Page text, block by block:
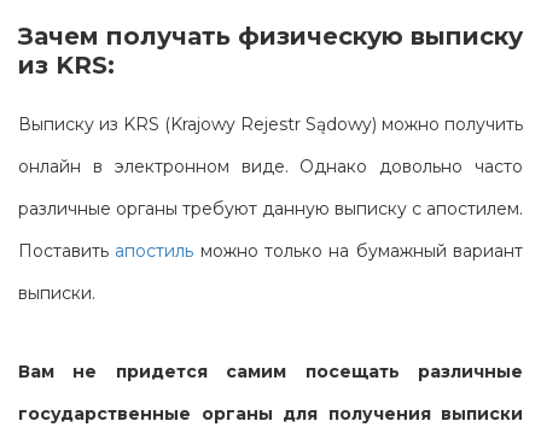
Зачем получать физическую выписку
из KRS:
Выписку из KRS (Krajowy Rejestr Sądowy) можно получить
онлайн в электронном виде. Однако довольно часто
различные органы требуют данную выписку с апостилем.
Поставить апостиль можно только на бумажный вариант
выписки.
Вам не придется самим посещать различные
государственные органы для получения выписки